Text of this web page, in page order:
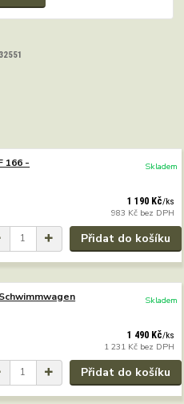
166 -
1 190 Kč/ks
983 Kč bez DPH
Skladem
Přidat do košíku
1 490 Kč/ks
1 231 Kč bez DPH
Skladem
Přidat do košíku